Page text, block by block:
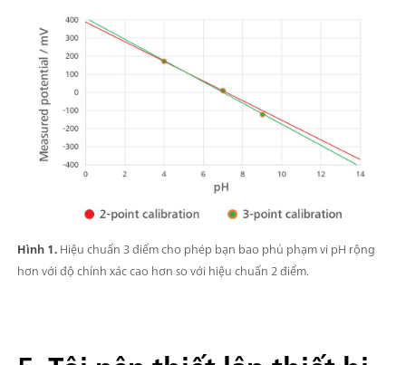
Hình 1.Hiệu chuẩn 3 điểm cho phép bạn bao phủ phạm vi pH rộng
hơn với độ chính xác cao hơn so với hiệu chuẩn 2 điểm.